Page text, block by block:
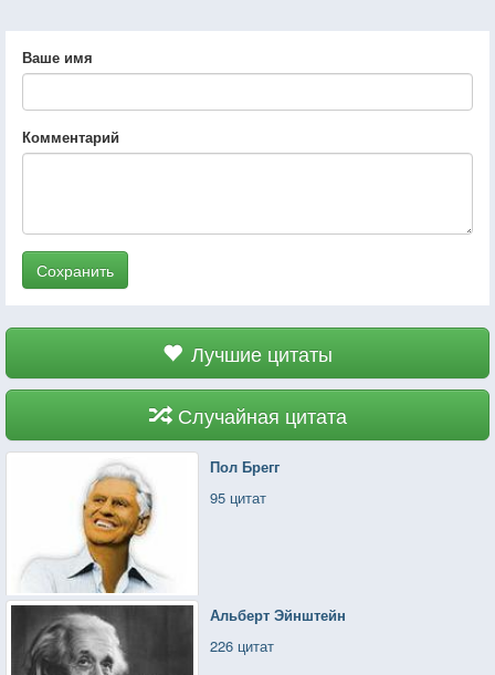
Ваше имя
Комментарий
Сохранить
Лучшие цитаты
Случайная цитата
Пол Брегг
95 цитат
Альберт Эйнштейн
226 цитат